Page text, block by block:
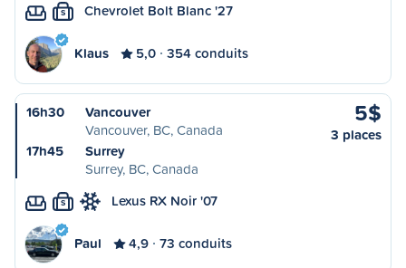
S Chevrolet Bolt Blanc '27
Klaus 5,0 354 conduits
16h30
Vancouver
Vancouver, BC, Canada
17h45
Surrey
Surrey, BC, Canada
5$
3 places
S Lexus RX Noir '07
Paul 4,9 73 conduits